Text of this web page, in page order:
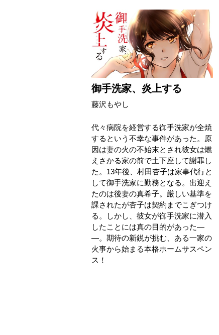
御手洗家、炎上する
藤沢もやし
代々病院を経営する御手洗家が全焼
するという不幸な事件があった。原
因は妻の火の不始末とされ彼女は燃
えさかる家の前で土下座して謝罪し
た。13年後、村田杏子は家事代行と
して御手洗家に勤務となる。出迎え
たのは後妻の真希子。厳しい基準を
課されたが杏子は契約までこぎつけ
る。しかし、彼女が御手洗家に潜入
したことには真の目的があった―
―。期待の新鋭が挑む、ある一家の
火事から始まる本格ホームサスペン
ス！